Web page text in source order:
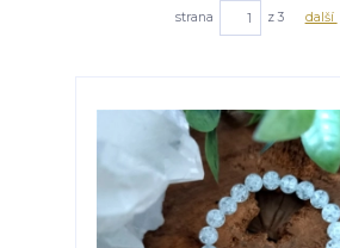
strana
z 3 další